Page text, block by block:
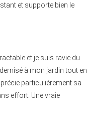
et supporte bien le
et je suis ravie du
à mon jardin tout en
particulièrement sa
effort. Une vraie